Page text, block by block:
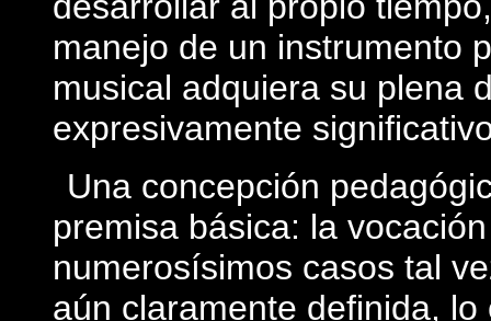
manejo de un instrumento
musical adquiera su plena
expresivamente
Una concepción
premisa básica: la
numerosísimos casos ­tal
aún claramente definida,